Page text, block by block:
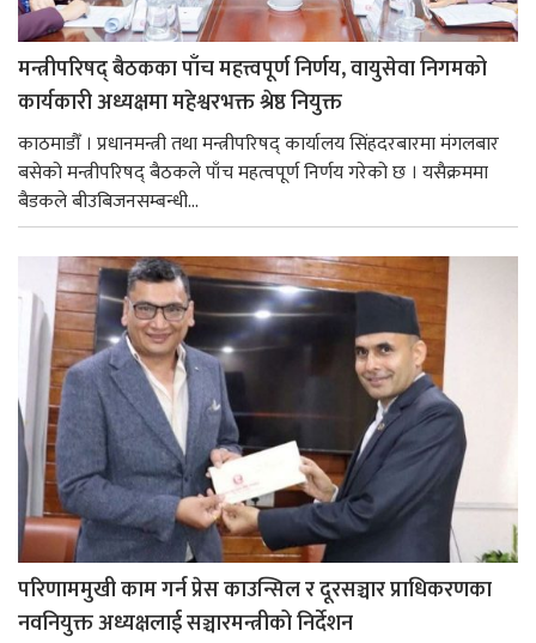
मन्त्रीपरिषद् बैठकका पाँच महत्त्वपूर्ण निर्णय, वायुसेवा निगमको
कार्यकारी अध्यक्षमा महेश्वरभक्त श्रेष्ठ नियुक्त
काठमाडौँ । प्रधानमन्त्री तथा मन्त्रीपरिषद् कार्यालय सिंहदरबारमा मंगलबार
बसेको मन्त्रीपरिषद् बैठकले पाँच महत्वपूर्ण निर्णय गरेको छ । यसैक्रममा
बैडकले बीउबिजनसम्बन्धी...
परिणाममुखी काम गर्न प्रेस काउन्सिल र दूरसञ्चार प्राधिकरणका
नवनियुक्त अध्यक्षलाई सञ्चारमन्त्रीको निर्देशन